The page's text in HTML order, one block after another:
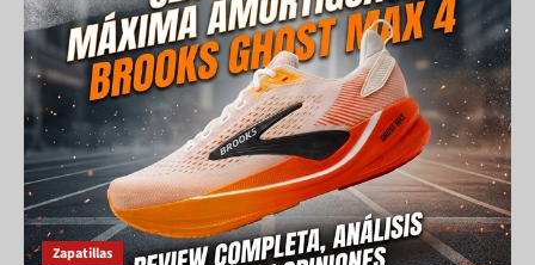
Zapatillas